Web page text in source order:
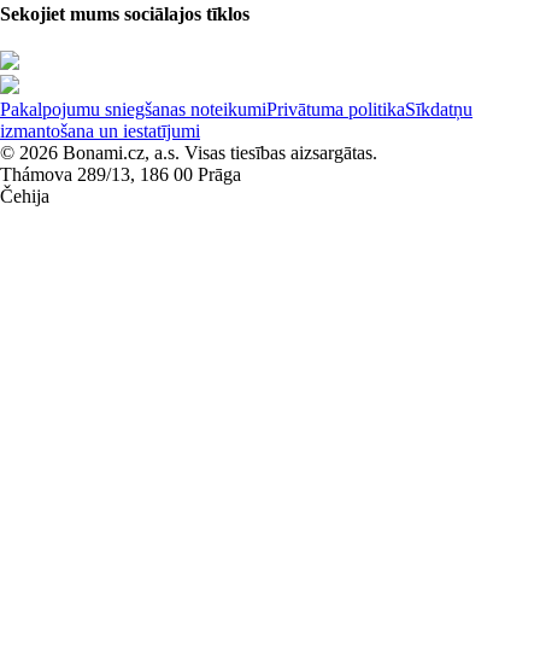
Sekojiet mums sociālajos tīklos
Pakalpojumu sniegšanas noteikumiPrivātuma politikaSīkdatņu
izmantošana un iestatījumi
© 2026 Bonami.cz, a.s. Visas tiesības aizsargātas.
Thámova 289/13, 186 00 Prāga
Čehija